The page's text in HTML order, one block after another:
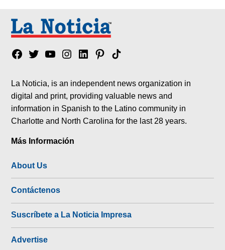
Facebook
TwitterYouTubeInstagram
LinkedinPinterest
Tik
La Noticia, is an independent news organization in
digital and print, providing valuable news and
information in Spanish to the Latino community in
Charlotte and North Carolina for the last 28 years.
Más Información
About Us
Contáctenos
Suscríbete a La Noticia Impresa
Advertise